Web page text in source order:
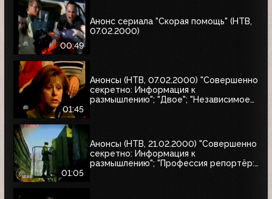
00:49
Анонс сериала "Скорая помощь" (НТВ,
07.02.2000)
01:45
Анонсы (НТВ, 07.02.2000) "Совершенно
секретно: Информация к
размышлению"; "Двое"; "Независимое
01:05
Анонсы (НТВ, 21.02.2000) "Совершенно
секретно: Информация к
размышлению"; "Профессия репортёр: